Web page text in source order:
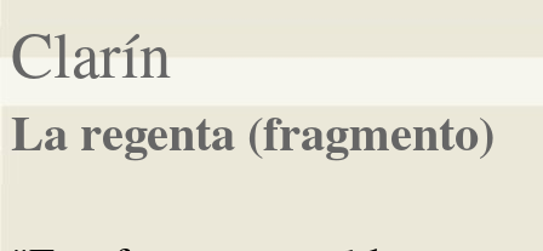
Clarín
La regenta (fragmento)